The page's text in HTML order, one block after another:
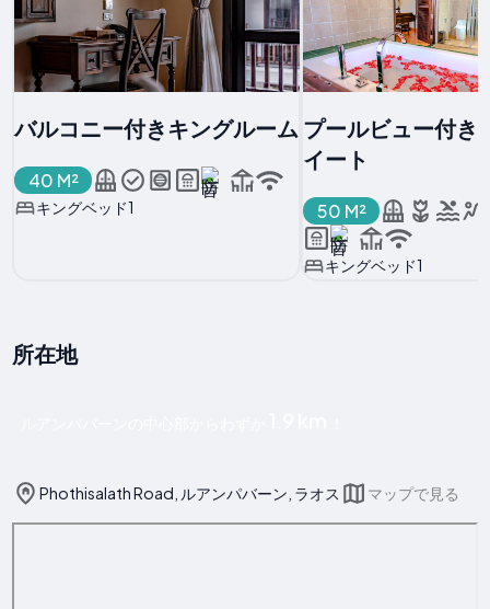
バルコニー付きキングルーム
40 M²
キングベッド1
プールビュー付き
イート
50 M²
キングベッド1
所在地
Phothisalath Road, ルアンパバーン, ラオス マップで見る